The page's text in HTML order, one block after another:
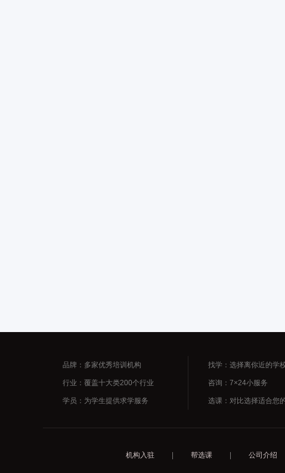
品牌：多家优秀培训机构
行业：覆盖十大类200个行业
学员：为学生提供求学服务
找学：选择离你近的学
咨询：7×24小服务
选课：对比选择适合您
机构入驻 帮选课 公司介绍